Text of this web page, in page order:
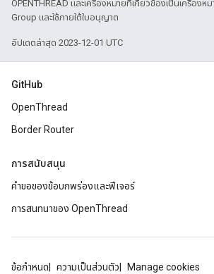
OPENTHREAD และเครื่องหมายที่เกี่ยวข้องเป็นเครื่องห
Group และใช้ภายใต้ใบอนุญาต
อัปเดตล่าสุด 2023-12-01 UTC
GitHub
OpenThread
Border Router
การสนับสนุน
คำขอของข้อบกพร่องและฟีเจอร์
การสนทนาของ OpenThread
ข้อกำหนด ความเป็นส่วนตัว Manage cookies